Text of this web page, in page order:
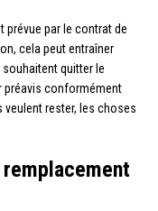
prévue par le contrat de
cela peut entraîner
quitter le
préavis conformément
veulent rester, les choses